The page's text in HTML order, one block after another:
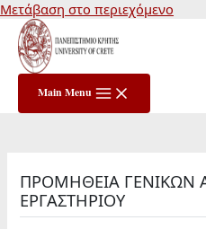
Μετάβαση στο περιεχόμενο
Main Menu
ΠΡΟΜΗΘΕΙΑ ΓΕΝΙΚΩΝ
ΕΡΓΑΣΤΗΡΙΟΥ